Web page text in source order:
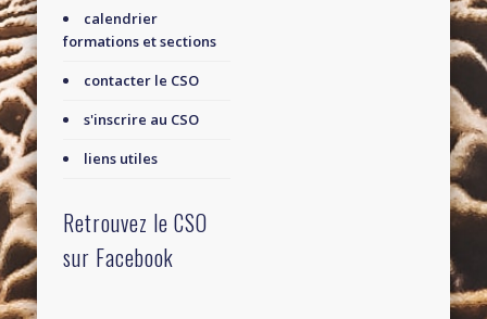
calendrier
formations et sections
contacter le CSO
s'inscrire au CSO
liens utiles
Retrouvez le CSO
sur Facebook